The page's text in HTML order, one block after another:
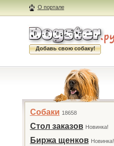
О портале
Добавь свою собаку!
Собаки 18658
Стол заказов Новинка!
Биржа щенков Новинка!